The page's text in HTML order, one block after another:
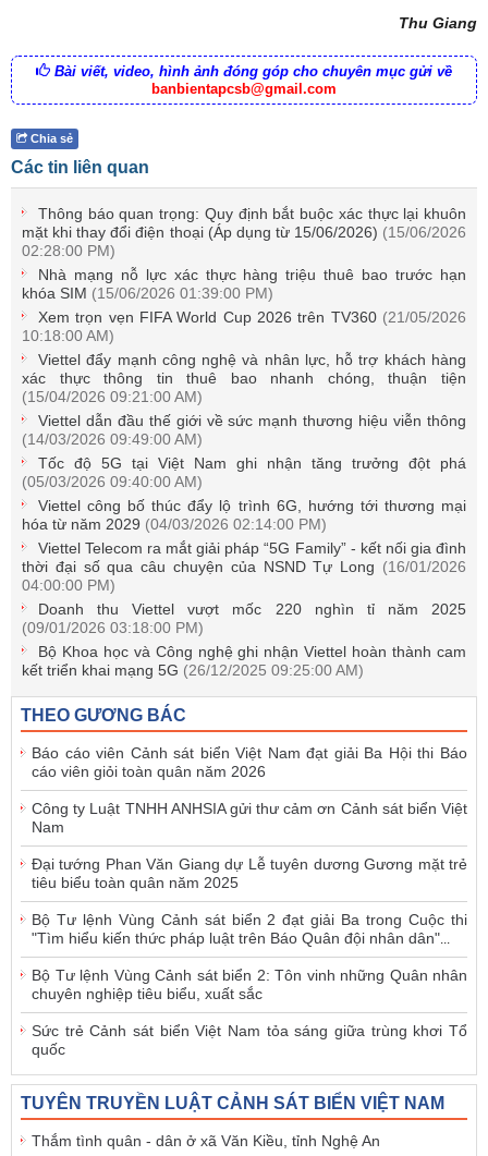
Thu Giang
Bài viết, video, hình ảnh đóng góp cho chuyên mục gửi về
banbientapcsb@gmail.com
Chia sẻ
Các tin liên quan
Thông báo quan trọng: Quy định bắt buộc xác thực lại khuôn
mặt khi thay đổi điện thoại (Áp dụng từ 15/06/2026) (15/06/2026
02:28:00 PM)
Nhà mạng nỗ lực xác thực hàng triệu thuê bao trước hạn
khóa SIM (15/06/2026 01:39:00 PM)
Xem trọn vẹn FIFA World Cup 2026 trên TV360 (21/05/2026
10:18:00 AM)
Viettel đẩy mạnh công nghệ và nhân lực, hỗ trợ khách hàng
xác thực thông tin thuê bao nhanh chóng, thuận tiện
(15/04/2026 09:21:00 AM)
Viettel dẫn đầu thế giới về sức mạnh thương hiệu viễn thông
(14/03/2026 09:49:00 AM)
Tốc độ 5G tại Việt Nam ghi nhận tăng trưởng đột phá
(05/03/2026 09:40:00 AM)
Viettel công bố thúc đẩy lộ trình 6G, hướng tới thương mại
hóa từ năm 2029 (04/03/2026 02:14:00 PM)
Viettel Telecom ra mắt giải pháp “5G Family” - kết nối gia đình
thời đại số qua câu chuyện của NSND Tự Long (16/01/2026
04:00:00 PM)
Doanh thu Viettel vượt mốc 220 nghìn tỉ năm 2025
(09/01/2026 03:18:00 PM)
Bộ Khoa học và Công nghệ ghi nhận Viettel hoàn thành cam
kết triển khai mạng 5G (26/12/2025 09:25:00 AM)
THEO GƯƠNG BÁC
Báo cáo viên Cảnh sát biển Việt Nam đạt giải Ba Hội thi Báo
cáo viên giỏi toàn quân năm 2026
Công ty Luật TNHH ANHSIA gửi thư cảm ơn Cảnh sát biển Việt
Nam
Đại tướng Phan Văn Giang dự Lễ tuyên dương Gương mặt trẻ
tiêu biểu toàn quân năm 2025
Bộ Tư lệnh Vùng Cảnh sát biển 2 đạt giải Ba trong Cuộc thi
"Tìm hiểu kiến thức pháp luật trên Báo Quân đội nhân dân"...
Bộ Tư lệnh Vùng Cảnh sát biển 2: Tôn vinh những Quân nhân
chuyên nghiệp tiêu biểu, xuất sắc
Sức trẻ Cảnh sát biển Việt Nam tỏa sáng giữa trùng khơi Tổ
quốc
TUYÊN TRUYỀN LUẬT CẢNH SÁT BIỂN VIỆT NAM
Thắm tình quân - dân ở xã Văn Kiều, tỉnh Nghệ An